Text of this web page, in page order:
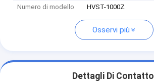
Numero di modello
HVST-1000Z
Osservi più
Dettagli Di Contatto